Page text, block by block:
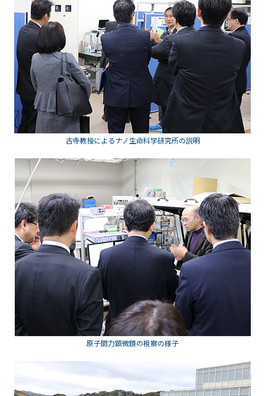
古寺教授によるナノ生命科学研究所の説明
原子間力顕微鏡の視察の様子